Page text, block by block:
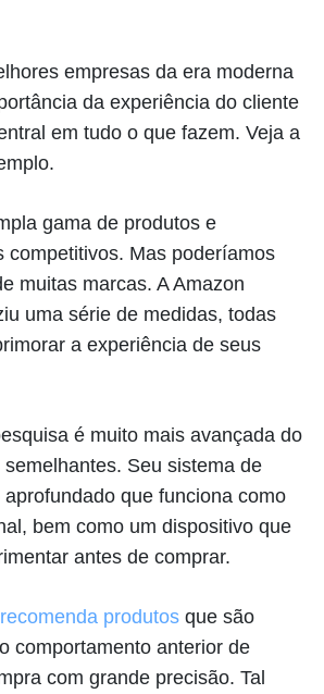
empresas da era moderna
da experiência do cliente
em tudo o que fazem. Veja a
gama de produtos e
competitivos. Mas poderíamos
muitas marcas. A Amazon
uma série de medidas, todas
a experiência de seus
é muito mais avançada do
Seu sistema de
que funciona como
bem como um dispositivo que
antes de comprar.
recomenda produtos que são
comportamento anterior de
com grande precisão. Tal